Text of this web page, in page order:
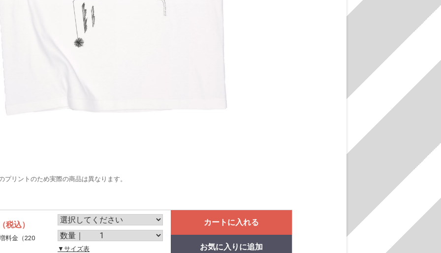
プリントのため実際の商品は異なります。
税込）
料金（220
▼サイズ表
カートに入れる
お気に入りに追加